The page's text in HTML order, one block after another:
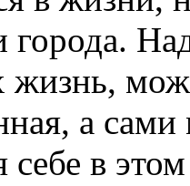
города.
а
в